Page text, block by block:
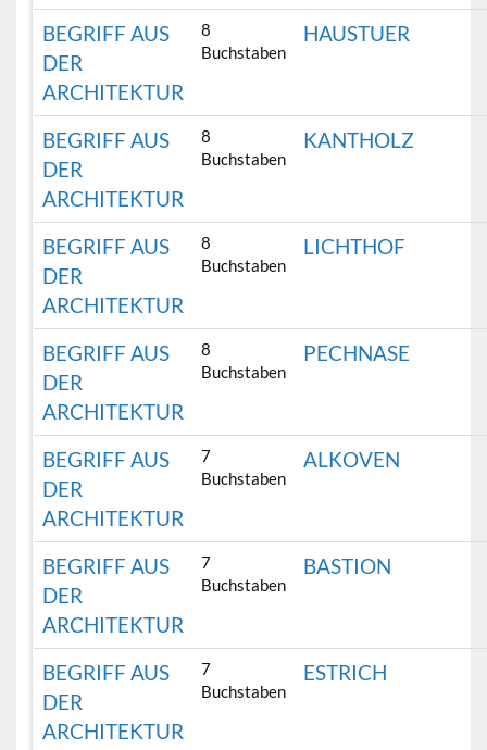
BEGRIFF AUS
DER
ARCHITEKTUR
8
Buchstaben
HAUSTUER
BEGRIFF AUS
DER
ARCHITEKTUR
8
Buchstaben
KANTHOLZ
BEGRIFF AUS
DER
ARCHITEKTUR
8
Buchstaben
LICHTHOF
BEGRIFF AUS
DER
ARCHITEKTUR
8
Buchstaben
PECHNASE
BEGRIFF AUS
DER
ARCHITEKTUR
7
Buchstaben
ALKOVEN
BEGRIFF AUS
DER
ARCHITEKTUR
7
Buchstaben
BASTION
BEGRIFF AUS
DER
ARCHITEKTUR
7
Buchstaben
ESTRICH